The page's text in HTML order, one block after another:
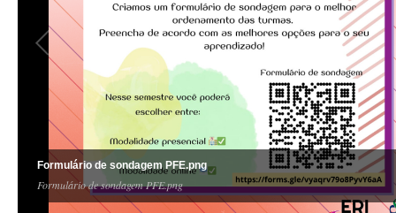
Formulário de sondagem PFE.png
Formulário de sondagem PFE.png